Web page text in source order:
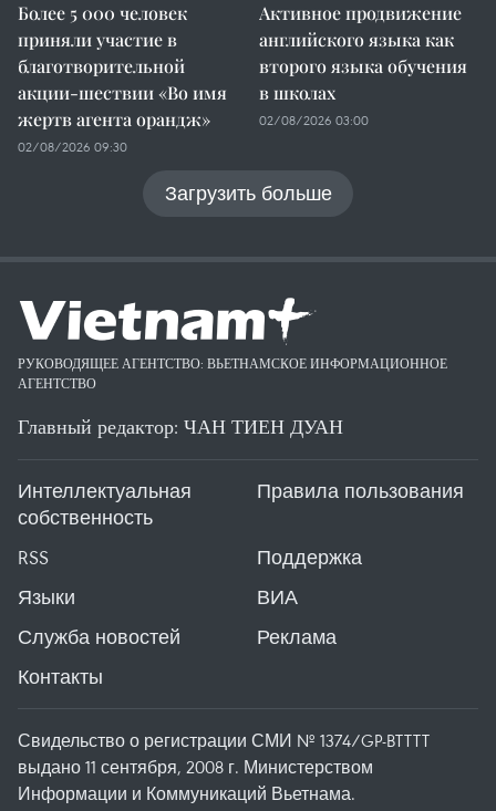
Более 5 000 человек
приняли участие в
благотворительной
акции-шествии «Во имя
жертв агента орандж»
02/08/2026 09:30
Активное продвижение
английского языка как
второго языка обучения
в школах
02/08/2026 03:00
Загрузить больше
РУКОВОДЯЩЕЕ АГЕНТСТВО: ВЬЕТНАМСКОЕ ИНФОРМАЦИОННОЕ
АГЕНТСТВО
Главный редактор: ЧАН ТИЕН ДУАН
Интеллектуальная
собственность
Правила пользования
RSS
Поддержка
Языки
ВИА
Служба новостей
Реклама
Контакты
Свидельство о регистрации СМИ № 1374/GP-BTTTT
выдано 11 сентября, 2008 г. Министерством
Информации и Коммуникаций Вьетнама.